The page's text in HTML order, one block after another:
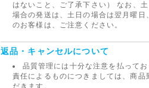
はないこと、ご了承下さい） なお、
場合の発送は、土日の場合は翌月曜
のお客様は、ご注意ください。
返品・キャンセルについて
品質管理には十分な注意を払って
責任によるものにつきましては、商
だきます。